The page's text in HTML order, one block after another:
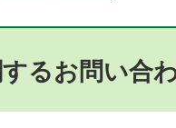
るお問い合